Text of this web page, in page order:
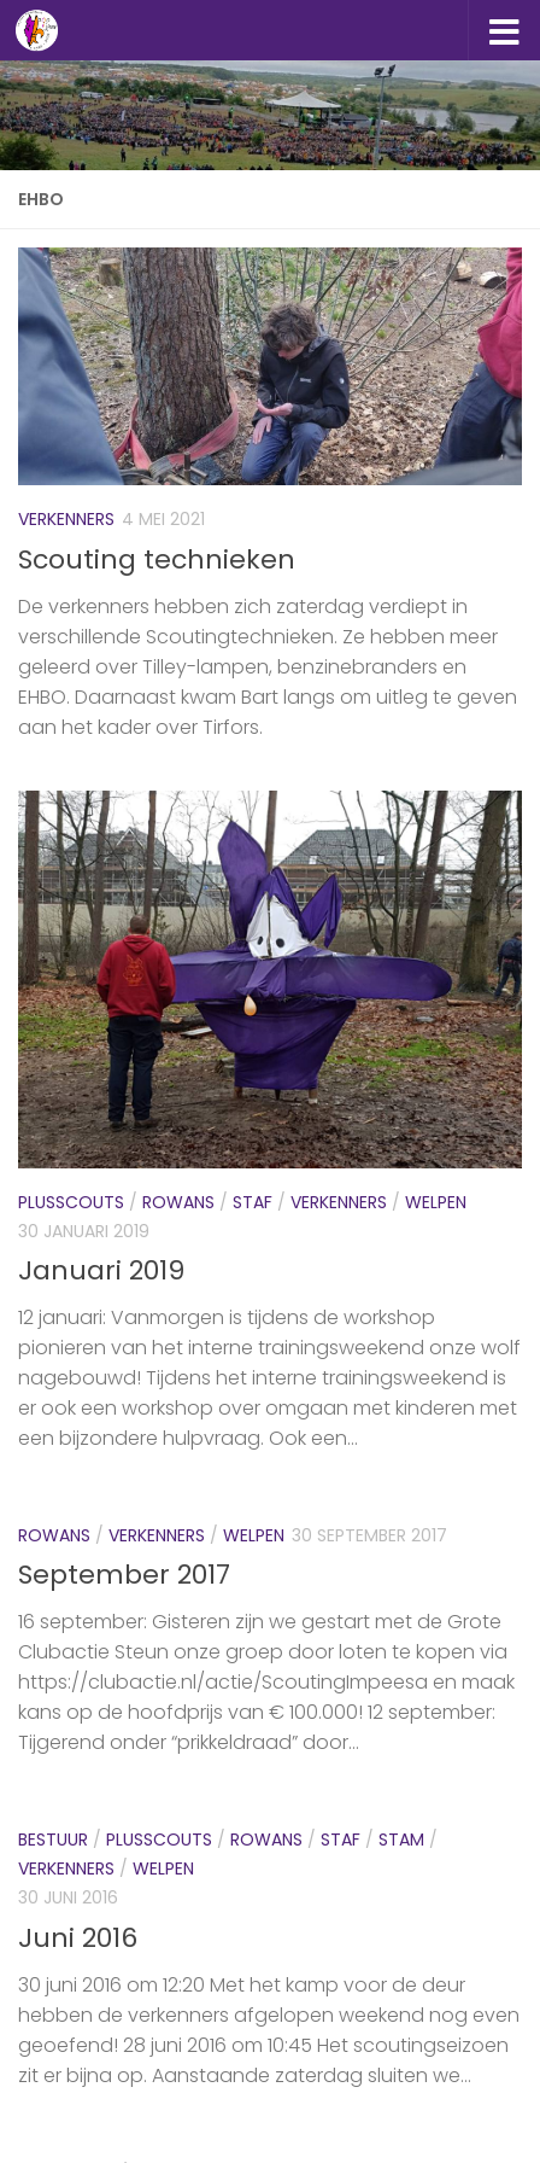
Doorgaan naar inhoud
EHBO
VERKENNERS 4 MEI 2021
Scouting technieken
De verkenners hebben zich zaterdag verdiept in
verschillende Scoutingtechnieken. Ze hebben meer
geleerd over Tilley-lampen, benzinebranders en
EHBO. Daarnaast kwam Bart langs om uitleg te geven
aan het kader over Tirfors.
PLUSSCOUTS / ROWANS / STAF / VERKENNERS / WELPEN
30 JANUARI 2019
Januari 2019
12 januari: Vanmorgen is tijdens de workshop
pionieren van het interne trainingsweekend onze wolf
nagebouwd! Tijdens het interne trainingsweekend is
er ook een workshop over omgaan met kinderen met
een bijzondere hulpvraag. Ook een...
ROWANS / VERKENNERS / WELPEN 30 SEPTEMBER 2017
September 2017
16 september: Gisteren zijn we gestart met de Grote
Clubactie Steun onze groep door loten te kopen via
https://clubactie.nl/actie/ScoutingImpeesa en maak
kans op de hoofdprijs van € 100.000! 12 september:
Tijgerend onder “prikkeldraad” door...
BESTUUR / PLUSSCOUTS / ROWANS / STAF / STAM /
VERKENNERS / WELPEN
30 JUNI 2016
Juni 2016
30 juni 2016 om 12:20 Met het kamp voor de deur
hebben de ‪verkenners‬ afgelopen weekend nog even
geoefend! 28 juni 2016 om 10:45 Het scoutingseizoen
zit er bijna op. Aanstaande zaterdag sluiten we...